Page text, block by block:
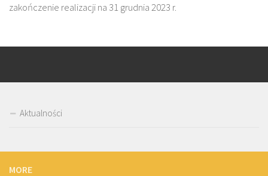
zakończenie realizacji na 31 grudnia 2023 r.
Aktualności
MORE